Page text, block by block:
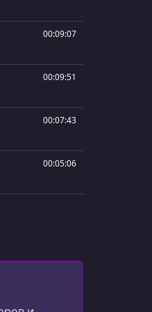
00:09:07
00:09:51
00:07:43
00:05:06